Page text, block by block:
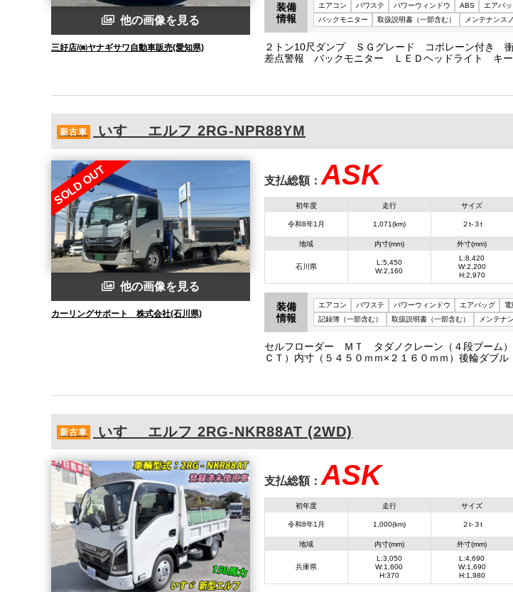
他の画像を見る
三好店/㈱ヤナギサワ自動車販売(愛知県)
装備
情報
エアコン パワステ パワーウィンドウ ABS エアバ
バックモニター
取扱説明書（一部含む） メンテナンス
２トン10尺ダンプ ＳＧグレード コボレーン付き
差点警報 バックモニター ＬＥＤヘッドライト キ
新古車 いすゞ エルフ 2RG-NPR88YM
SOLD OUT
他の画像を見る
カーリングサポート 株式会社(石川県)
支払総額： ASK
初年度
令和8年1月
走行
1,071(km)
サイズ
２t-３t
地域
石川県
内寸(mm)
L:5,450
W:2,160
外寸(mm)
L:8,420
W:2,200
H:2,970
装備
情報
エアコン パワステ パワーウィンドウ エアバッグ
記録簿（一部含む）
取扱説明書（一部含む） メンテナ
セルフローダー ＭＴ タダノクレーン（４段ブーム
ＣＴ）内寸（５４５０ｍｍ×２１６０ｍｍ）後輪ダ
新古車 いすゞ エルフ 2RG-NKR88AT (2WD)
支払総額： ASK
初年度
令和8年1月
走行
1,000(km)
サイズ
２t-３t
地域
兵庫県
内寸(mm)
L:3,050
W:1,600
H:370
外寸(mm)
L:4,690
W:1,690
H:1,980